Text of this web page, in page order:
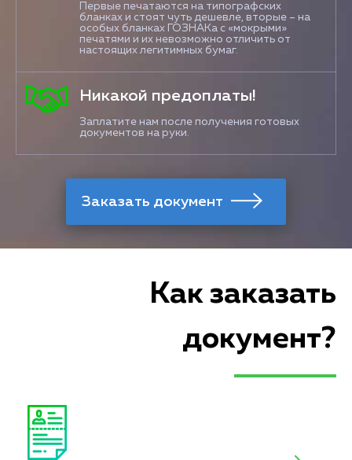
Первые печатаются на типографских
бланках и стоят чуть дешевле, вторые – на
особых бланках ГОЗНАКа с «мокрыми»
печатями и их невозможно отличить от
настоящих легитимных бумаг.
Никакой предоплаты!
Заплатите нам после получения готовых
документов на руки.
Как заказать
документ?